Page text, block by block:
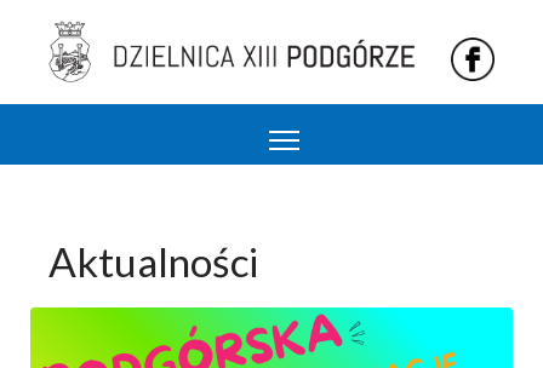
Podgórze 13 dzielnica Krakowa
Aktualności